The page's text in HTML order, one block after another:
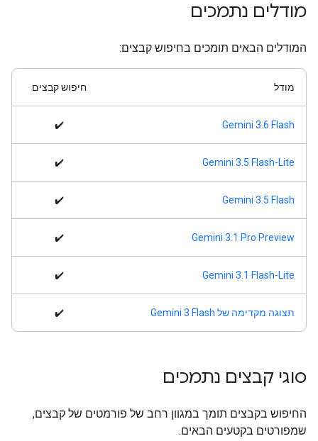
מודלים נתמכים
המודלים הבאים תומכים בחיפוש קבצים:
מודל חיפוש קבצים
Gemini 3.6 Flash
✔️
Gemini 3.5 Flash-Lite
✔️
Gemini 3.5 Flash
✔️
Gemini 3.1 Pro Preview
✔️
Gemini 3.1 Flash-Lite
✔️
תצוגה מקדימה של Gemini 3 Flash ✔️
סוגי קבצים נתמכים
החיפוש בקבצים תומך במגוון רחב של פורמטים של קבצים,
שמפורטים בקטעים הבאים.